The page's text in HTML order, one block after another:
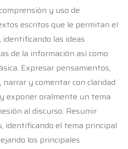
y uso de
escritos que le permitan el
identificando las ideas
de la información así como
Expresar pensamientos,
y comentar con claridad
exponer oralmente un tema
al discurso. Resumir
identificando el tema principal
los principales